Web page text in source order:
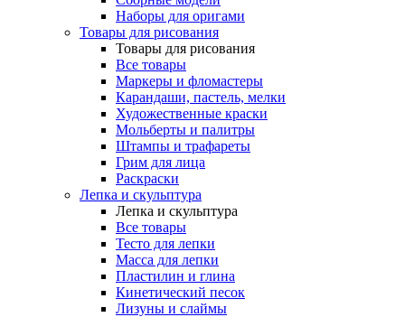
Наборы для оригами
Товары для рисования
Товары для рисования
Все товары
Маркеры и фломастеры
Карандаши, пастель, мелки
Художественные краски
Мольберты и палитры
Штампы и трафареты
Грим для лица
Раскраски
Лепка и скульптура
Лепка и скульптура
Все товары
Тесто для лепки
Масса для лепки
Пластилин и глина
Кинетический песок
Лизуны и слаймы